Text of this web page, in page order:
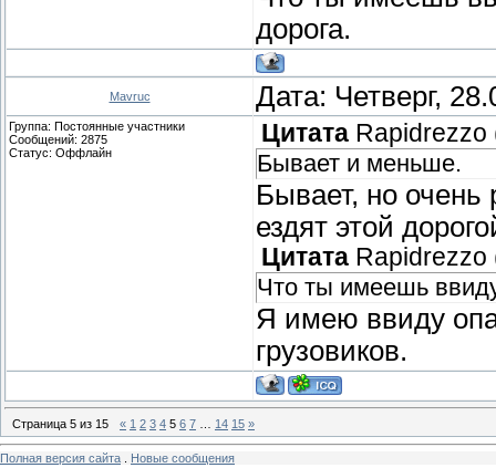
дорога.
Mavruc Дата: Четверг,
Группа: Постоянные участники
Сообщений: 2875
Статус: Оффлайн
Цитата Rapidrezzo
Бывает и меньше.
Бывает, но очень
ездят этой
Цитата Rapidrezzo
Что ты имеешь
Я имею ввиду
грузовиков.
Страница 5 из 15 « 1 2 3 4 5 6 7 14 15 »
Полная версия сайта Новые сообщения